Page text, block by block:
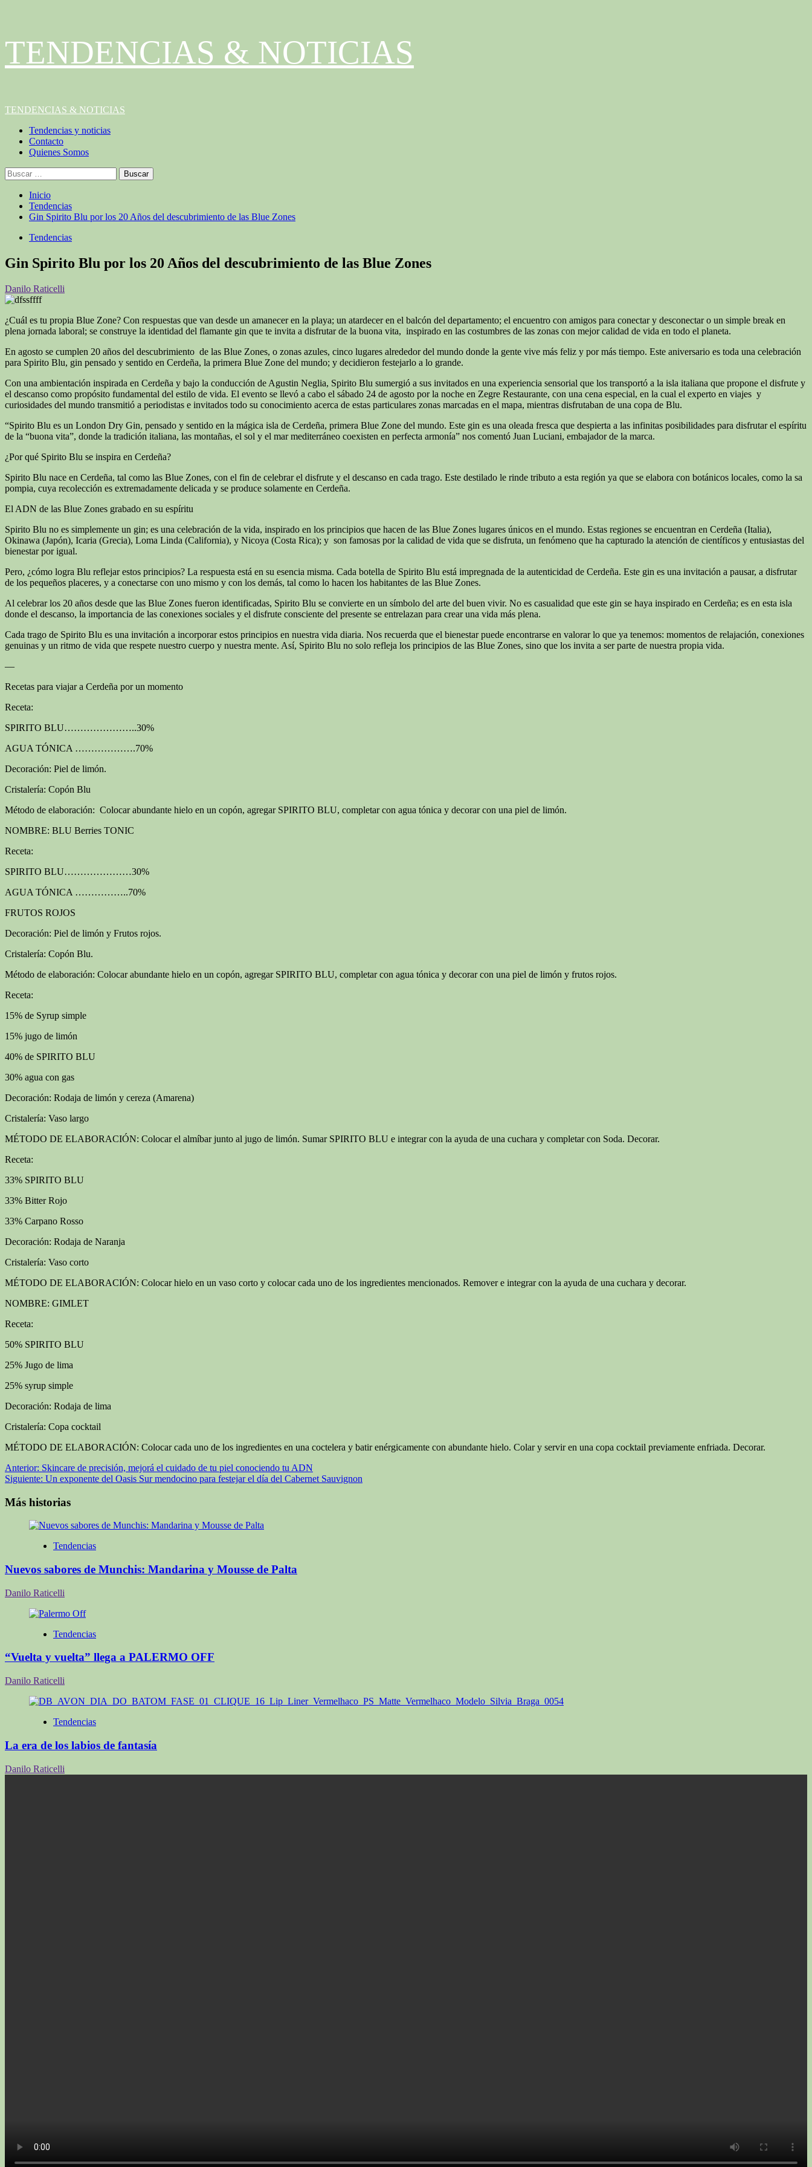
al
contenido
TENDENCIAS & NOTICIAS
Menú
TENDENCIAS & NOTICIAS
Tendencias y noticias
Contacto
Quienes Somos
Buscar:
Inicio
Tendencias
Gin Spirito Blu por los 20 Años del descubrimiento de las Blue Zones
Tendencias
Gin Spirito Blu por los 20 Años del descubrimiento de las Blue Zones
Danilo Raticelli
¿Cuál es tu propia Blue Zone? Con respuestas que van desde un amanecer en la playa; un atardecer en el balcón del departamento; el encuentro con amigos para conectar y desconectar o un simple break en
plena jornada laboral; se construye la identidad del flamante gin que te invita a disfrutar de la buona vita, inspirado en las costumbres de las zonas con mejor calidad de vida en todo el planeta.
En agosto se cumplen 20 años del descubrimiento de las Blue Zones, o zonas azules, cinco lugares alrededor del mundo donde la gente vive más feliz y por más tiempo. Este aniversario es toda una celebración
para Spirito Blu, gin pensado y sentido en Cerdeña, la primera Blue Zone del mundo; y decidieron festejarlo a lo grande.
Con una ambientación inspirada en Cerdeña y bajo la conducción de Agustin Neglia, Spirito Blu sumergió a sus invitados en una experiencia sensorial que los transportó a la isla italiana que propone el disfrute y
el descanso como propósito fundamental del estilo de vida. El evento se llevó a cabo el sábado 24 de agosto por la noche en Zegre Restaurante, con una cena especial, en la cual el experto en viajes y
curiosidades del mundo transmitió a periodistas e invitados todo su conocimiento acerca de estas particulares zonas marcadas en el mapa, mientras disfrutaban de una copa de Blu.
“Spirito Blu es un London Dry Gin, pensado y sentido en la mágica isla de Cerdeña, primera Blue Zone del mundo. Este gin es una oleada fresca que despierta a las infinitas posibilidades para disfrutar el espíritu
de la “buona vita”, donde la tradición italiana, las montañas, el sol y el mar mediterráneo coexisten en perfecta armonía” nos comentó Juan Luciani, embajador de la marca.
¿Por qué Spirito Blu se inspira en Cerdeña?
Spirito Blu nace en Cerdeña, tal como las Blue Zones, con el fin de celebrar el disfrute y el descanso en cada trago. Este destilado le rinde tributo a esta región ya que se elabora con botánicos locales, como la sa
pompia, cuya recolección es extremadamente delicada y se produce solamente en Cerdeña.
El ADN de las Blue Zones grabado en su espíritu
Spirito Blu no es simplemente un gin; es una celebración de la vida, inspirado en los principios que hacen de las Blue Zones lugares únicos en el mundo. Estas regiones se encuentran en Cerdeña (Italia),
Okinawa (Japón), Icaria (Grecia), Loma Linda (California), y Nicoya (Costa Rica); y son famosas por la calidad de vida que se disfruta, un fenómeno que ha capturado la atención de científicos y entusiastas del
bienestar por igual.
Pero, ¿cómo logra Blu reflejar estos principios? La respuesta está en su esencia misma. Cada botella de Spirito Blu está impregnada de la autenticidad de Cerdeña. Este gin es una invitación a pausar, a disfrutar
de los pequeños placeres, y a conectarse con uno mismo y con los demás, tal como lo hacen los habitantes de las Blue Zones.
Al celebrar los 20 años desde que las Blue Zones fueron identificadas, Spirito Blu se convierte en un símbolo del arte del buen vivir. No es casualidad que este gin se haya inspirado en Cerdeña; es en esta isla
donde el descanso, la importancia de las conexiones sociales y el disfrute consciente del presente se entrelazan para crear una vida más plena.
Cada trago de Spirito Blu es una invitación a incorporar estos principios en nuestra vida diaria. Nos recuerda que el bienestar puede encontrarse en valorar lo que ya tenemos: momentos de relajación, conexiones
genuinas y un ritmo de vida que respete nuestro cuerpo y nuestra mente. Así, Spirito Blu no solo refleja los principios de las Blue Zones, sino que los invita a ser parte de nuestra propia vida.
—
Recetas para viajar a Cerdeña por un momento
Receta:
SPIRITO BLU…………………..30%
AGUA TÓNICA ……………….70%
Decoración: Piel de limón.
Cristalería: Copón Blu
Método de elaboración: Colocar abundante hielo en un copón, agregar SPIRITO BLU, completar con agua tónica y decorar con una piel de limón.
NOMBRE: BLU Berries TONIC
Receta:
SPIRITO BLU…………………30%
AGUA TÓNICA ……………..70%
FRUTOS ROJOS
Decoración: Piel de limón y Frutos rojos.
Cristalería: Copón Blu.
Método de elaboración: Colocar abundante hielo en un copón, agregar SPIRITO BLU, completar con agua tónica y decorar con una piel de limón y frutos rojos.
Receta:
15% de Syrup simple
15% jugo de limón
40% de SPIRITO BLU
30% agua con gas
Decoración: Rodaja de limón y cereza (Amarena)
Cristalería: Vaso largo
MÉTODO DE ELABORACIÓN: Colocar el almíbar junto al jugo de limón. Sumar SPIRITO BLU e integrar con la ayuda de una cuchara y completar con Soda. Decorar.
Receta:
33% SPIRITO BLU
33% Bitter Rojo
33% Carpano Rosso
Decoración: Rodaja de Naranja
Cristalería: Vaso corto
MÉTODO DE ELABORACIÓN: Colocar hielo en un vaso corto y colocar cada uno de los ingredientes mencionados. Remover e integrar con la ayuda de una cuchara y decorar.
NOMBRE: GIMLET
Receta:
50% SPIRITO BLU
25% Jugo de lima
25% syrup simple
Decoración: Rodaja de lima
Cristalería: Copa cocktail
MÉTODO DE ELABORACIÓN: Colocar cada uno de los ingredientes en una coctelera y batir enérgicamente con abundante hielo. Colar y servir en una copa cocktail previamente enfriada. Decorar.
Navegación
de
entradas
Anterior: Skincare de precisión, mejorá el cuidado de tu piel conociendo tu ADN
Siguiente: Un exponente del Oasis Sur mendocino para festejar el día del Cabernet Sauvignon
Más historias
Tendencias
Nuevos sabores de Munchis: Mandarina y Mousse de Palta
Danilo Raticelli
Tendencias
“Vuelta y vuelta” llega a PALERMO OFF
Danilo Raticelli
Tendencias
La era de los labios de fantasía
Danilo Raticelli